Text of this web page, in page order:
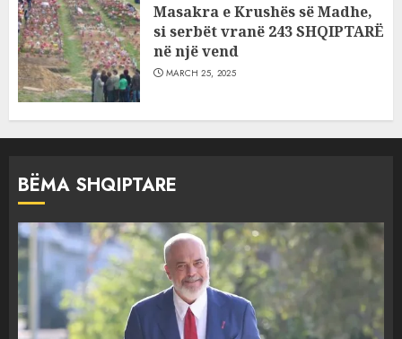
Masakra e Krushës së Madhe,
si serbët vranë 243 SHQIPTARË
në një vend
MARCH 25, 2025
BËMA SHQIPTARE